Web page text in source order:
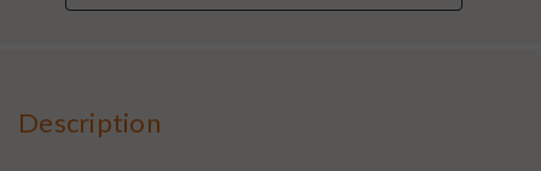
Description